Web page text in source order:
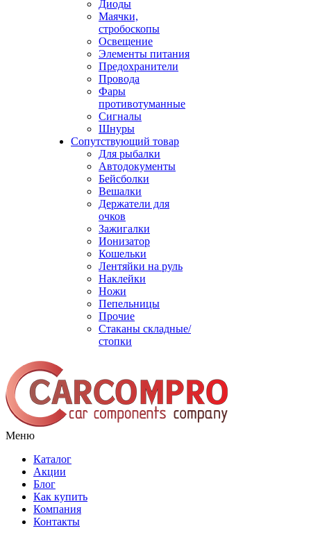
Диоды
Маячки,
стробоскопы
Освещение
Элементы питания
Предохранители
Провода
Фары
противотуманные
Сигналы
Шнуры
Сопутствующий товар
Для рыбалки
Автодокументы
Бейсболки
Вешалки
Держатели для
очков
Зажигалки
Ионизатор
Кошельки
Лентяйки на руль
Наклейки
Ножи
Пепельницы
Прочие
Стаканы складные/
стопки
Меню
Каталог
Акции
Блог
Как купить
Компания
Контакты